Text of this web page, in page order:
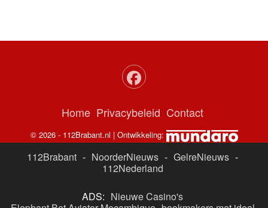
Home Privacybeleid Contact
© 2026 - 112Brabant.nl | Ontwikkeling:
112Brabant - NoorderNieuws - GelreNieuws -
112Nederland
ADS: Nieuwe Casino's